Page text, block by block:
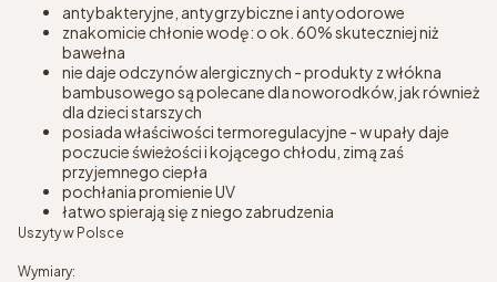
antybakteryjne, antygrzybiczne i antyodorowe
znakomicie chłonie wodę: o ok. 60% skuteczniej niż
bawełna
nie daje odczynów alergicznych - produkty z włókna
bambusowego są polecane dla noworodków, jak również
dla dzieci starszych
posiada właściwości termoregulacyjne - w upały daje
poczucie świeżości i kojącego chłodu, zimą zaś
przyjemnego ciepła
pochłania promienie UV
łatwo spierają się z niego zabrudzenia
Uszyty w Polsce
Wymiary: